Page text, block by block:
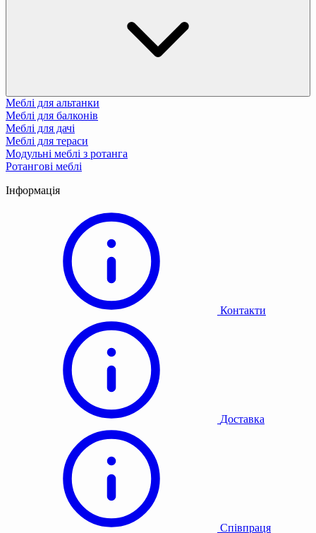
Меблі для альтанки
Меблі для балконів
Меблі для дачі
Меблі для тераси
Модульні меблі з ротанга
Ротангові меблі
Інформація
Контакти
Доставка
Співпраця